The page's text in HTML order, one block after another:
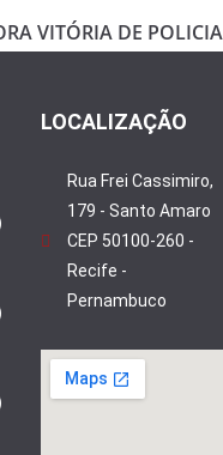
VITÓRIA DE
LOCALIZAÇÃO
Rua Frei Cassimiro,
179 - Santo Amaro
CEP 50100-260 -
Recife -
Pernambuco